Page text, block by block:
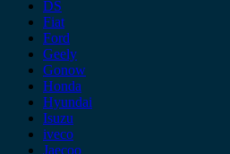
DS
Fiat
Ford
Geely
Gonow
Honda
Hyundai
Isuzu
iveco
Jaecoo